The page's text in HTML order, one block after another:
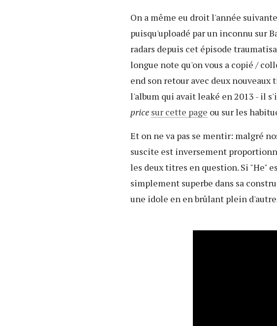
On a même eu droit l'année
puisqu'uploadé par un inconnu sur
radars depuis cet épisode
longue note qu'on vous a copié /
end son retour avec deux
l'album qui avait leaké en 2013 - il
price sur cette page ou sur les
Et on ne va pas se mentir: malgré
suscite est inversement
les deux titres en question. Si "He"
simplement superbe dans sa
une idole en en brûlant plein